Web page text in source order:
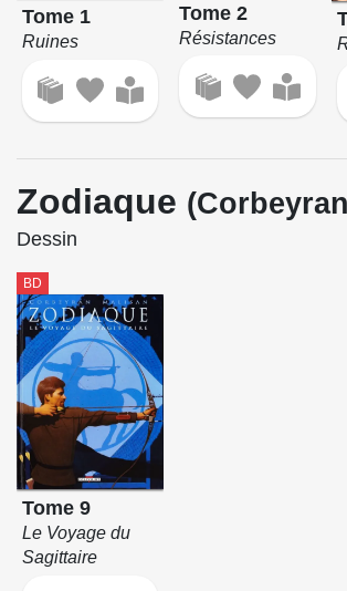
Tome 1
Ruines
Tome 2
Résistances
Zodiaque
Dessin
BD
Tome 9
Le Voyage du
Sagittaire